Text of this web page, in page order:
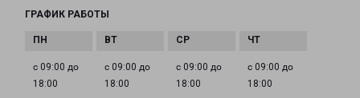
ГРАФИК РАБОТЫ
с 09:00 до
18:00
с 09:00 до
18:00
с 09:00 до
18:00
с 09:00 до
18:00